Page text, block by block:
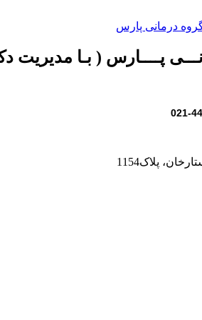
پــــارس ( بـا مدیریت
پلاک1154